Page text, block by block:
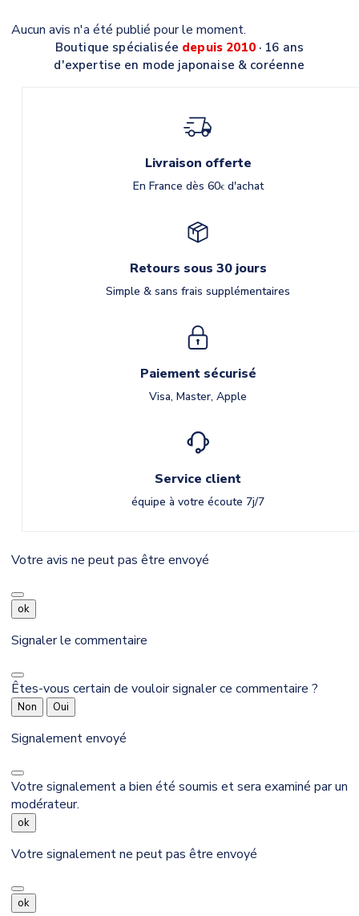
Aucun avis n'a été publié pour le moment.
Boutique spécialisée depuis 2010· 16 ans
d'expertise en mode japonaise & coréenne
Livraison offerte
En France dès 60€d'achat
Retours sous 30 jours
Simple & sans frais supplémentaires
Paiement sécurisé
Visa, Master, Apple
Service client
équipe à votre écoute 7j/7
Votre avis ne peut pas être envoyé
ok
Signaler le commentaire
Êtes-vous certain de vouloir signaler ce commentaire ?
Non Oui
Signalement envoyé
Votre signalement a bien été soumis et sera examiné par un
modérateur.
ok
Votre signalement ne peut pas être envoyé
ok